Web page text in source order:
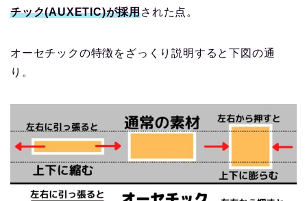
チック(AUXETIC)が採用された点。
オーセチックの特徴をざっくり説明すると下図の通
り。